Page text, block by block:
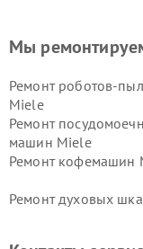
Мы
Ремонт роботов-
Miele
Ремонт
машин Miele
Ремонт кофемашин
Ремонт духовых